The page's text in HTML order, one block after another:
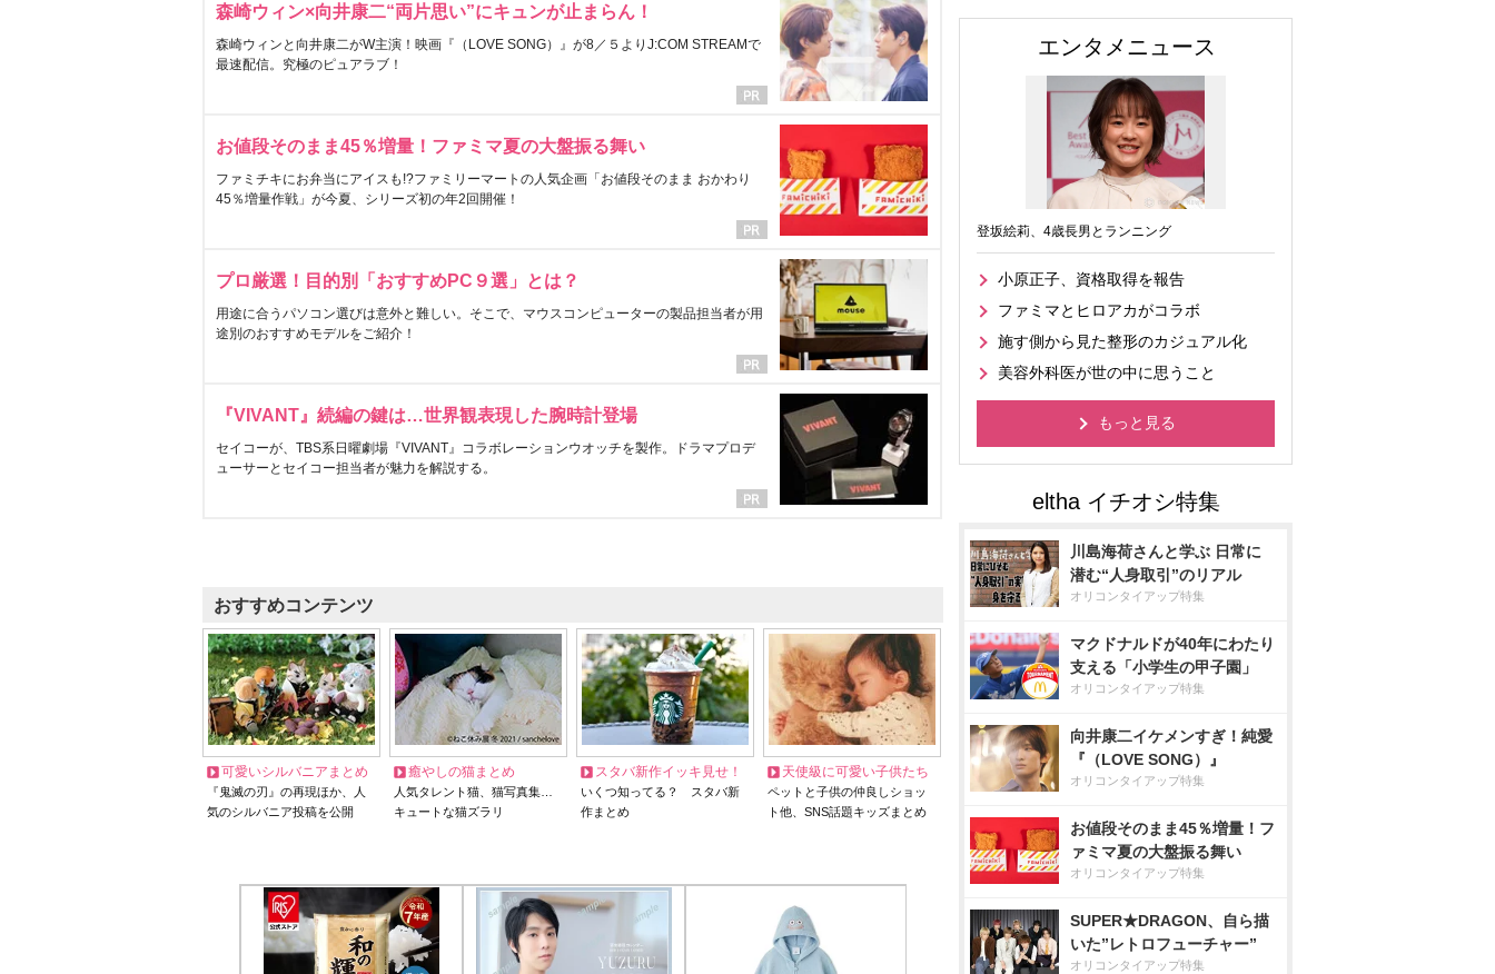
森崎ウィン×向井康二“両片思い”にキュンが止まらん！
森崎ウィンと向井康二がW主演！映画『（LOVE SONG）』が8／５よりJ:COM STREAMで
最速配信。究極のピュアラブ！
お値段そのまま45％増量！ファミマ夏の大盤振る舞い
ファミチキにお弁当にアイスも!?ファミリーマートの人気企画「お値段そのまま おかわり
45％増量作戦」が今夏、シリーズ初の年2回開催！
プロ厳選！目的別「おすすめPC９選」とは？
用途に合うパソコン選びは意外と難しい。そこで、マウスコンピューターの製品担当者が用
途別のおすすめモデルをご紹介！
『VIVANT』続編の鍵は…世界観表現した腕時計登場
セイコーが、TBS系日曜劇場『VIVANT』コラボレーションウオッチを製作。ドラマプロデ
ューサーとセイコー担当者が魅力を解説する。
おすすめコンテンツ
可愛いシルバニアまとめ
『鬼滅の刃』の再現ほか、人
気のシルバニア投稿を公開
癒やしの猫まとめ
人気タレント猫、猫写真集…
キュートな猫ズラリ
スタバ新作イッキ見せ！
いくつ知ってる？ スタバ新
作まとめ
天使級に可愛い子供たち
ペットと子供の仲良しショッ
ト他、SNS話題キッズまとめ
エンタメニュース
登坂絵莉、4歳長男とランニング
小原正子、資格取得を報告
ファミマとヒロアカがコラボ
施す側から見た整形のカジュアル化
美容外科医が世の中に思うこと
もっと見る
川島海荷さんと学ぶ 日常に
潜む“人身取引”のリアル
オリコンタイアップ特集
マクドナルドが40年にわたり
支える「小学生の甲子園」
オリコンタイアップ特集
向井康二イケメンすぎ！純愛
『（LOVE SONG）』
オリコンタイアップ特集
お値段そのまま45％増量！フ
ァミマ夏の大盤振る舞い
オリコンタイアップ特集
SUPER★DRAGON、自ら描
いた”レトロフューチャー”
オリコンタイアップ特集